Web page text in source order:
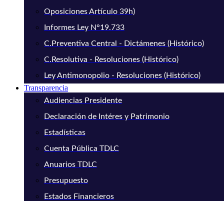
Oposiciones Artículo 39h)
Informes Ley N°19.733
C.Preventiva Central - Dictámenes (Histórico)
C.Resolutiva - Resoluciones (Histórico)
Ley Antimonopolio - Resoluciones (Histórico)
Transparencia
Audiencias Presidente
Declaración de Intéres y Patrimonio
Estadísticas
Cuenta Pública TDLC
Anuarios TDLC
Presupuesto
Estados Financieros